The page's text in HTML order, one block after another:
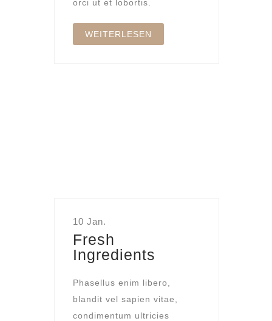
orci ut et lobortis.
WEITERLESEN
10 Jan.
Fresh
Ingredients
Phasellus enim libero,
blandit vel sapien vitae,
condimentum ultricies